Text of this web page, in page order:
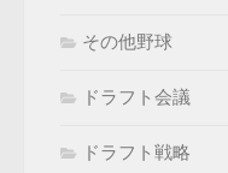
その他野球
ドラフト会議
ドラフト戦略